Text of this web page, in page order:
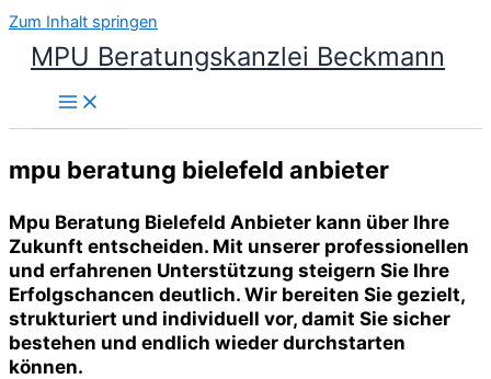
Zum Inhalt springen
MPU Beratungskanzlei Beckmann
mpu beratung bielefeld anbieter
Mpu Beratung Bielefeld Anbieter kann über Ihre
Zukunft entscheiden. Mit unserer professionellen
und erfahrenen Unterstützung steigern Sie Ihre
Erfolgschancen deutlich. Wir bereiten Sie gezielt,
strukturiert und individuell vor, damit Sie sicher
bestehen und endlich wieder durchstarten
können.